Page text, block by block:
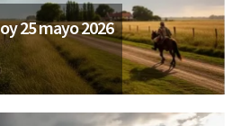
25 mayo 2026